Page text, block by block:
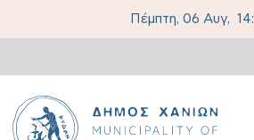
Πέμπτη, 06 Αυγ,